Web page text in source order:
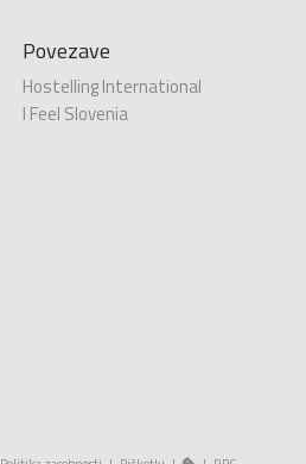
Povezave
Hostelling International
I Feel Slovenia